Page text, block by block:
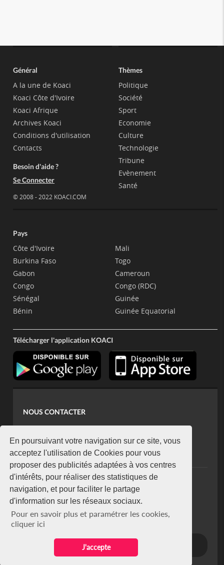
En poursuivant votre navigation sur ce site, vous
acceptez l'utilisation de Cookies pour vous
proposer des publicités adaptées à vos centres
d'intérêts, pour réaliser des statistiques de
navigation, et pour faciliter le partage
d'information sur les réseaux sociaux.
Pour en savoir plus et paramétrer les cookies,
cliquer ici
J'accepte
Général
A la une de Koaci
Koaci Côte d'Ivoire
Koaci Afrique
Archives Koaci
Conditions d'utilisation
Contacts
Besoin d'aide ?
Se Connecter
© 2008 - 2022 KOACI.COM
Thèmes
Politique
Société
Sport
Economie
Culture
Technologie
Tribune
Evènement
Santé
Pays
Côte d'Ivoire
Burkina Faso
Gabon
Congo
Sénégal
Bénin
Mali
Togo
Cameroun
Congo (RDC)
Guinée
Guinée Equatorial
Télécharger l'application KOACI
NOUS CONTACTER
koaci@yahoo.fr
+225 07 08 85 52 93
NEWSLETTER
Restez connecté via notre newsletter
S'abonner
Se désabonner